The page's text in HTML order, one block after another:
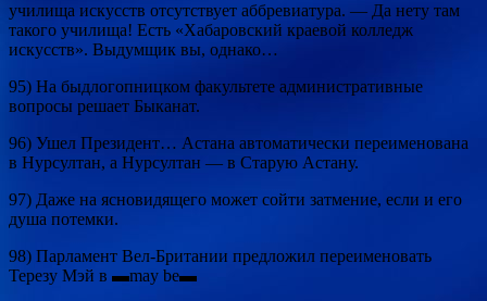
училища искусств отсутствует аббревиатура. — Да нету там
такого училища! Есть «Хабаровский краевой колледж
искусств». Выдумщик вы, однако…
95) На быдлогопницком факультете административные
вопросы решает Быканат.
96) Ушел Президент… Астана автоматически переименована
в Нурсултан, а Нурсултан — в Старую Астану.
97) Даже на ясновидящего может сойти затмение, если и его
душа потемки.
98) Парламент Вел-Британии предложил переименовать
Терезу Мэй в ▬may be▬